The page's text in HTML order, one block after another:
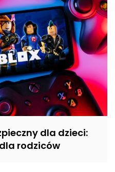
dla dzieci:
rodziców